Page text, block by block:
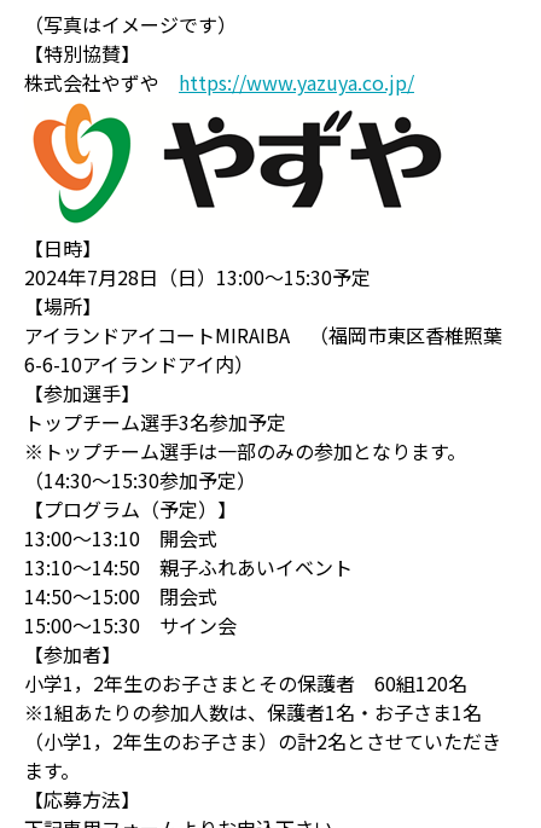
（写真はイメージです）
【特別協賛】
株式会社やずや https://www.yazuya.co.jp/
【日時】
2024年7月28日（日）13:00～15:30予定
【場所】
アイランドアイコートMIRAIBA （福岡市東区香椎照葉
6-6-10アイランドアイ内）
【参加選手】
トップチーム選手3名参加予定
※トップチーム選手は一部のみの参加となります。
（14:30～15:30参加予定）
【プログラム（予定）】
13:00～13:10 開会式
13:10～14:50 親子ふれあいイベント
14:50～15:00 閉会式
15:00～15:30 サイン会
【参加者】
小学1，2年生のお子さまとその保護者 60組120名
※1組あたりの参加人数は、保護者1名・お子さま1名
（小学1，2年生のお子さま）の計2名とさせていただき
ます。
【応募方法】